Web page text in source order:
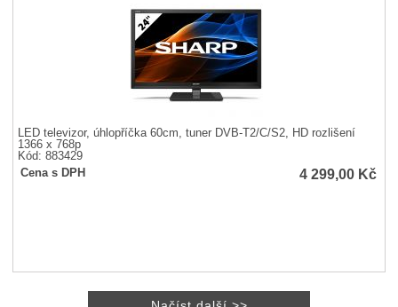
LED televizor, úhlopříčka 60cm, tuner DVB-T2/C/S2, HD rozlišení
1366 x 768p
Kód: 883429
Cena s DPH
4 299,00 Kč